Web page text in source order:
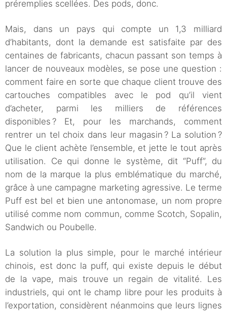
préremplies scellées. Des pods, donc.
Mais, dans un pays qui compte un 1,3 milliard
d’habitants, dont la demande est satisfaite par des
centaines de fabricants, chacun passant son temps à
lancer de nouveaux modèles, se pose une question :
comment faire en sorte que chaque client trouve des
cartouches compatibles avec le pod qu’il vient
d’acheter, parmi les milliers de références
disponibles ? Et, pour les marchands, comment
rentrer un tel choix dans leur magasin ? La solution ?
Que le client achète l’ensemble, et jette le tout après
utilisation. Ce qui donne le système, dit “Puff”, du
nom de la marque la plus emblématique du marché,
grâce à une campagne marketing agressive. Le terme
Puff est bel et bien une antonomase, un nom propre
utilisé comme nom commun, comme Scotch, Sopalin,
Sandwich ou Poubelle.
La solution la plus simple, pour le marché intérieur
chinois, est donc la puff, qui existe depuis le début
de la vape, mais trouve un regain de vitalité. Les
industriels, qui ont le champ libre pour les produits à
l’exportation, considèrent néanmoins que leurs lignes